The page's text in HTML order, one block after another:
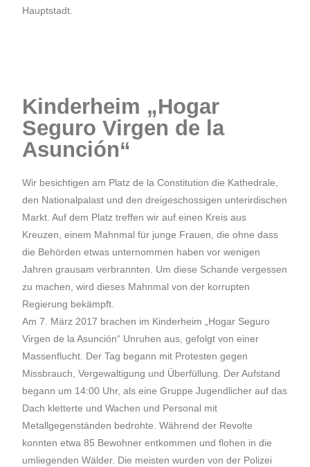
Hauptstadt.
Kinderheim „Hogar
Seguro Virgen de la
Asunción“
Wir besichtigen am Platz de la Constitution die Kathedrale,
den Nationalpalast und den dreigeschossigen unterirdischen
Markt. Auf dem Platz treffen wir auf einen Kreis aus
Kreuzen, einem Mahnmal für junge Frauen, die ohne dass
die Behörden etwas unternommen haben vor wenigen
Jahren grausam verbrannten. Um diese Schande vergessen
zu machen, wird dieses Mahnmal von der korrupten
Regierung bekämpft.
Am 7. März 2017 brachen im Kinderheim „Hogar Seguro
Virgen de la Asunción“ Unruhen aus, gefolgt von einer
Massenflucht. Der Tag begann mit Protesten gegen
Missbrauch, Vergewaltigung und Überfüllung. Der Aufstand
begann um 14:00 Uhr, als eine Gruppe Jugendlicher auf das
Dach kletterte und Wachen und Personal mit
Metallgegenständen bedrohte. Während der Revolte
konnten etwa 85 Bewohner entkommen und flohen in die
umliegenden Wälder. Die meisten wurden von der Polizei